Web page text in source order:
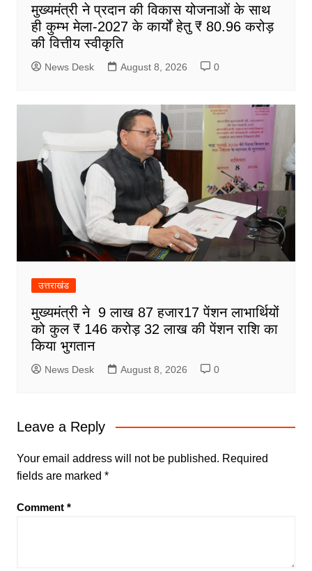
मुख्यमंत्री ने प्रदान की विकास योजनाओं के साथ
ही कुम्भ मेला-2027 के कार्यों हेतु ₹ 80.96 करोड़
की वित्तीय स्वीकृति
News Desk August 8, 2026 0
उत्तराखंड
मुख्यमंत्री ने 9 लाख 87 हजार17 पेंशन लाभार्थियों
को कुल ₹ 146 करोड़ 32 लाख की पेंशन राशि का
किया भुगतान
News Desk August 8, 2026 0
Leave a Reply
Your email address will not be published. Required
fields are marked *
Comment *